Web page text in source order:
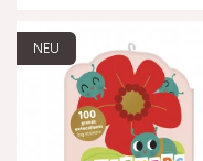
4-5 4 - 5 Jahre
6 - 7 Jahre
NEU